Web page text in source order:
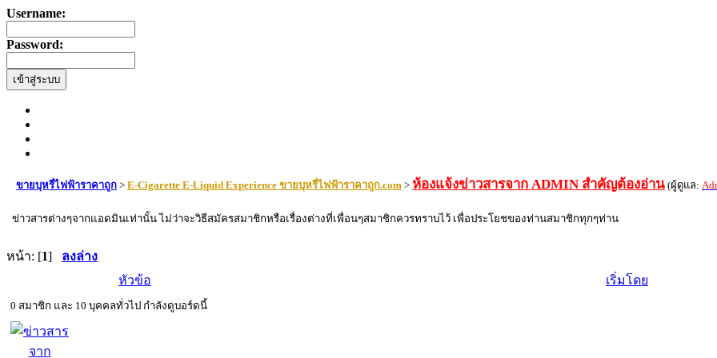
Username:
Password:
ขายบุหรี่ไฟฟ้าราคาถูก> E-Cigarette E-Liquid Experience ขายบุหรี่ไฟฟ้าราคาถูก.com> ห้องแจ้งข่าวสารจาก ADMIN สำคัญต้องอ่าน(ผู้ดูแล:
ข่าวสารต่างๆจากแอดมินเท่านั้น ไม่ว่าจะวิธีสมัครสมาชิกหรือเรื่องต่างที่เพื่อนๆสมาชิกควรทราบไว้ เพื่อประโยชของท่านสมาชิกทุกๆท่าน
หน้า: [1] ลงล่าง
หัวข้อ
เริ่มโดย
0 สมาชิก และ 10 บุคคลทั่วไป กำลังดูบอร์ดนี้